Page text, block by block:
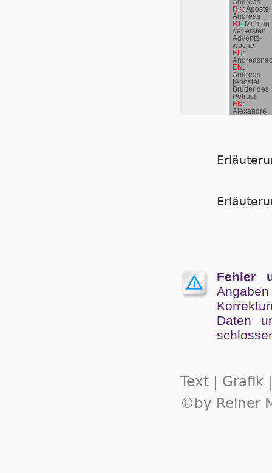
Andreas
RK:Apostel
Andreas
BT: Montag
der ersten
Advents­
woche
EU:
EN:
Andreas
[Apostel,
Bruder des
Petrus]
EN:
Alexandre
Fehler
Angaben
Da­ten
Text | Grafik
©by Reiner